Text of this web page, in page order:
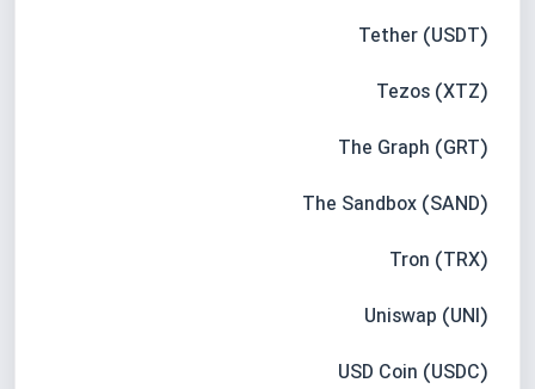
Tether (USDT)
Tezos (XTZ)
The Graph (GRT)
The Sandbox (SAND)
Tron (TRX)
Uniswap (UNI)
USD Coin (USDC)